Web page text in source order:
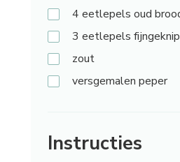
4 eetlepels oud
3 eetlepels
zout
versgemalen peper
Instructies